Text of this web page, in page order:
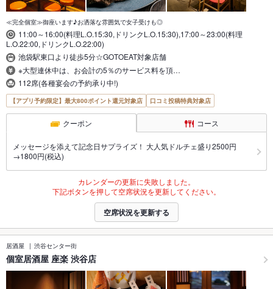
≪完全個室≫御座います♪お洒落な雰囲気で女子受けも◎
11:00～16:00(料理L.O.15:30,ドリンクL.O.15:30),17:00～23:00(料理
L.O.22:00,ドリンクL.O.22:00)
池袋駅東口より徒歩5分☆GOTOEAT対象店舗
※大型連休中は、お会計の5％のサービス料を頂…
112席(各種宴会の予約承り中!)
【アプリ予約限定】最大800ポイント還元対象店 口コミ投稿特典対象店
クーポン コース
メッセージを添えて記念日サプライズ！ 大人気ドルチェ盛り2500円
→1800円(税込)
カレンダーの更新に失敗しました。
下記ボタンを押して空席状況を更新してください。
空席状況を更新する
居酒屋 渋谷センター街
個室居酒屋 座楽 渋谷店